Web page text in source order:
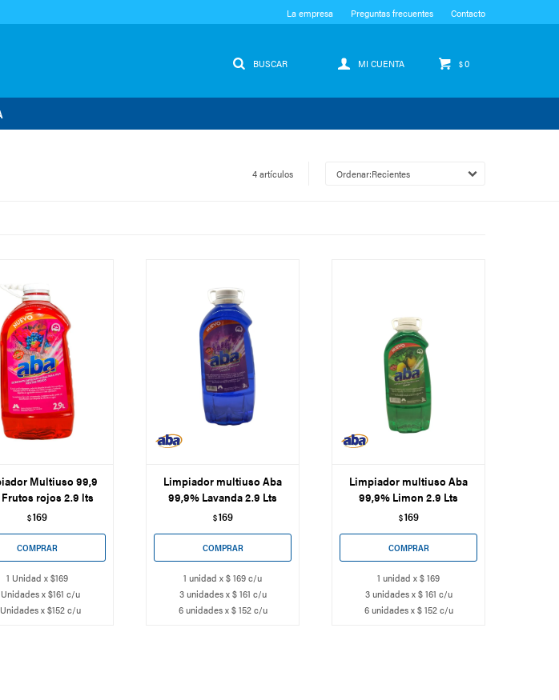
$0
La empresa Preguntas frecuentes Contacto
4 artículos Recientes
Multiuso 99,9
rojos 2.9 lts
$169
1 Unidad x $169
x $161 c/u
x $152 c/u
Limpiador multiuso Aba
99,9% Lavanda 2.9 Lts
$169
1 unidad x $ 169 c/u
3 unidades x $ 161 c/u
6 unidades x $ 152 c/u
Limpiador multiuso Aba
99,9% Limon 2.9 Lts
$169
1 unidad x $ 169
3 unidades x $ 161 c/u
6 unidades x $ 152 c/u